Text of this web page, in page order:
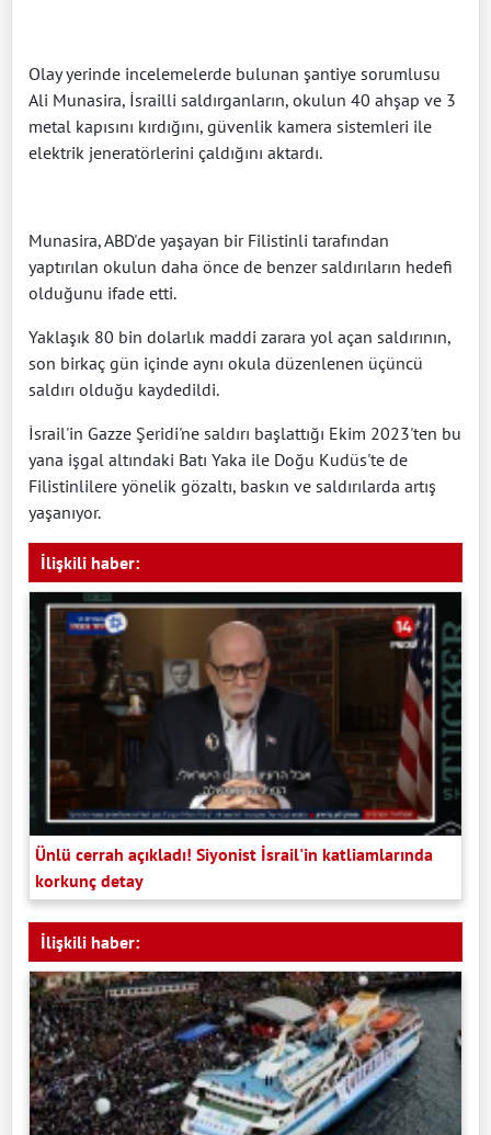
Olay yerinde incelemelerde bulunan şantiye sorumlusu
Ali Munasira, İsrailli saldırganların, okulun 40 ahşap ve 3
metal kapısını kırdığını, güvenlik kamera sistemleri ile
elektrik jeneratörlerini çaldığını aktardı.
Munasira, ABD'de yaşayan bir Filistinli tarafından
yaptırılan okulun daha önce de benzer saldırıların hedefi
olduğunu ifade etti.
Yaklaşık 80 bin dolarlık maddi zarara yol açan saldırının,
son birkaç gün içinde aynı okula düzenlenen üçüncü
saldırı olduğu kaydedildi.
İsrail'in Gazze Şeridi'ne saldırı başlattığı Ekim 2023'ten bu
yana işgal altındaki Batı Yaka ile Doğu Kudüs'te de
Filistinlilere yönelik gözaltı, baskın ve saldırılarda artış
yaşanıyor.
İlişkili haber:
Ünlü cerrah açıkladı! Siyonist İsrail'in katliamlarında
korkunç detay
İlişkili haber: